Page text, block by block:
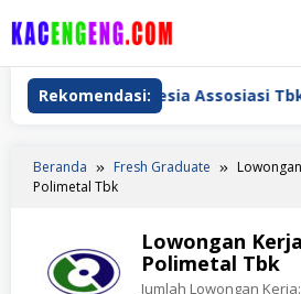
Rekomendasi:
Indonesia Assosiasi Tbk
Beranda Fresh Graduate
Polimetal Tbk
Lowongan
Polimetal Tbk
Jumlah Lowongan Kerja: